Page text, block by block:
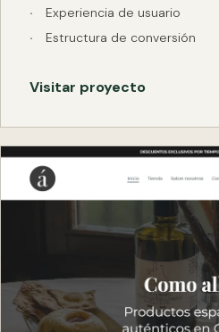
Experiencia de usuario
Estructura de conversión
Visitar proyecto